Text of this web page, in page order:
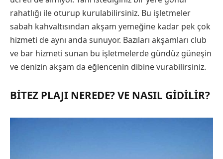
rahatlığı ile oturup kurulabilirsiniz. Bu işletmeler
sabah kahvaltısından akşam yemeğine kadar pek çok
hizmeti de aynı anda sunuyor. Bazıları akşamları club
ve bar hizmeti sunan bu işletmelerde gündüz güneşin
ve denizin akşam da eğlencenin dibine vurabilirsiniz.
BITEZ PLAJI NEREDE? VE NASIL GIDILIR?